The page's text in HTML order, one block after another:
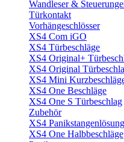
Wandleser &
Türkontakt
Vorhängeschlösser
XS4 Com iGO
XS4 Türbeschläge
XS4 Original+
XS4 Original
XS4 Mini
XS4 One Beschläge
XS4 One S Türbeschlag
Zubehör
XS4
XS4 One Halbbeschläge